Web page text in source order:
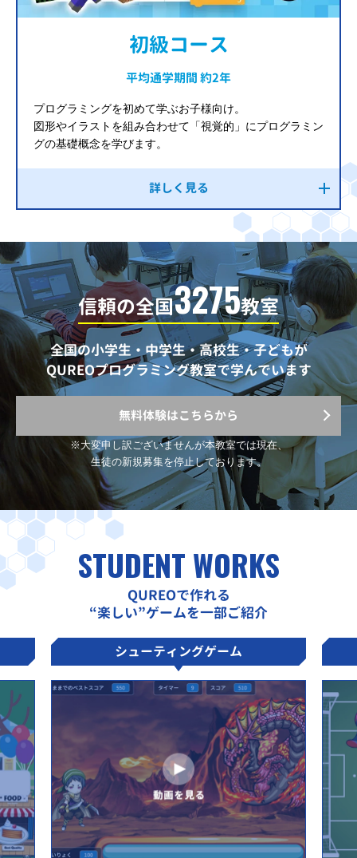
初級コース
平均通学期間 約2年
プログラミングを初めて学ぶお子様向け。
図形やイラストを組み合わせて「視覚的」にプログラミン
グの基礎概念を学びます。
詳しく見る
信頼の全国3275教室
全国の小学生・中学生・高校生・子どもが
QUREOプログラミング教室で学んでいます
無料体験はこちらから
※大変申し訳ございませんが本教室では現在、
生徒の新規募集を停止しております。
STUDENT WORKS
QUREOで作れる
“楽しい”ゲームを一部ご紹介
シューティングゲーム